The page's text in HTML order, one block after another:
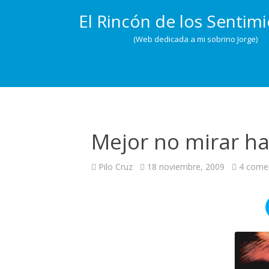
El Rincón de los
(Web dedicada a mi sobrino Jorge)
Mejor no mirar
Pilo Cruz 18 noviembre, 2009 4